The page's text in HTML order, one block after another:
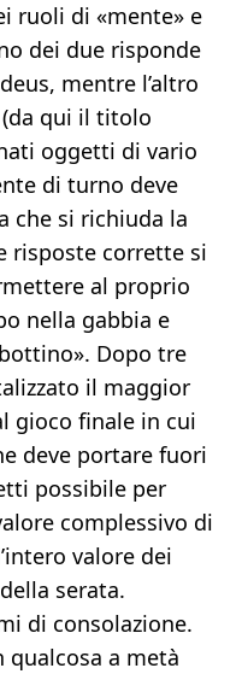
ruoli di «mente» e
dei due risponde
mentre l’altro
qui il titolo
oggetti di vario
di turno deve
che si richiuda la
risposte corrette si
al proprio
nella gabbia e
Dopo tre
il maggior
gioco finale in cui
deve portare fuori
possibile per
complessivo di
valore dei
serata.
di consolazione.
qualcosa a metà